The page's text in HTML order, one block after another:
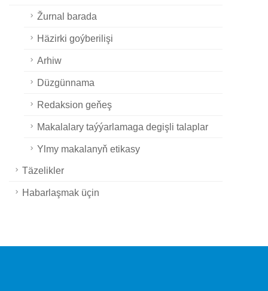
Žurnal barada
Häzirki goýberilişi
Arhiw
Düzgünnama
Redaksion geňeş
Makalalary taýýarlamaga degişli talaplar
Ylmy makalanyň etikasy
Täzelikler
Habarlaşmak üçin